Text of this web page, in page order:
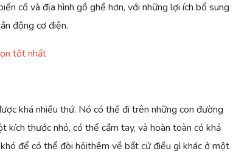
cố và địa hình gồ ghề hơn, với những lợi ích bổ sung
động cơ điện.
tốt nhất
khá nhiều thứ. Nó có thể đi trên những con đường
kích thước nhỏ, có thể cầm tay, và hoàn toàn có khả
để có thể đòi hỏithêm về bất cứ điều gì khác ở một